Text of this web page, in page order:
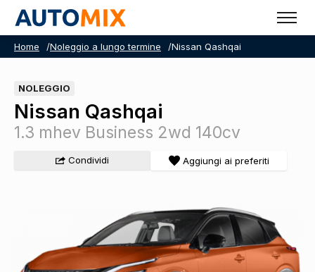
Home /Noleggio a lungo termine /Nissan Qashqai
NOLEGGIO
Nissan Qashqai
1.3 mhev Business 2wd 140cv
Condividi Aggiungi ai preferiti